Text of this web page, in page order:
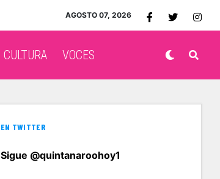
AGOSTO 07, 2026
CULTURA VOCES
EN TWITTER
Sigue @quintanaroohoy1